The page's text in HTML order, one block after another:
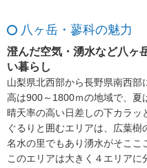
八ヶ岳・蓼科の魅力
澄んだ空気・湧水など八ヶ
い暮らし
山梨県北西部から長野県南西
高は900～1800ｍの地域で、夏
晴天率の高い日差しの下カラッ
ぐるりと囲むエリアは、広葉樹
名水の里でもあり湧水がそここ
このエリアは大きく４エリア